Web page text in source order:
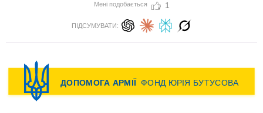
Мені подобається 1
ПІДСУМУВАТИ: